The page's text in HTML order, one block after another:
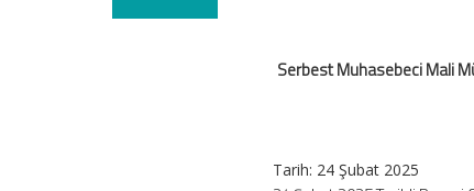
Serbest Muhasebeci Mali
Tarih: 24 Şubat 2025